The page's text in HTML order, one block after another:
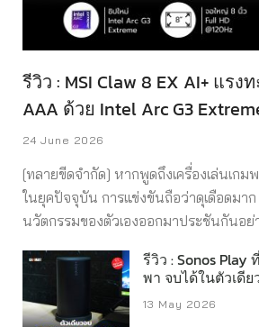
รีวิว : MSI Claw 8 EX AI+ แรง
AAA ด้วย Intel Arc G3
24 June 2026
[ทลายขีดจำกัด] หากพูดถึงเครื่องเล่นเกม
ในยุคปัจจุบัน การแข่งขันถือว่าดุเดือดมา
นวัตกรรมของตัวเองออกมาประชันกันอย่
สรีรศาสตร์การจับถือ หน้าจอที่ใหญ่เต็มต
“ขุมพลังที่ซ่อนอยู่ภายใน” วันนี้ MSI ได้ก้
ด้วยการเปิดตัว MSI Claw 8 EX AI+ ที่มา
รีวิว : Sonos
พา จบได้ในตัวเดีย
13 May 2026